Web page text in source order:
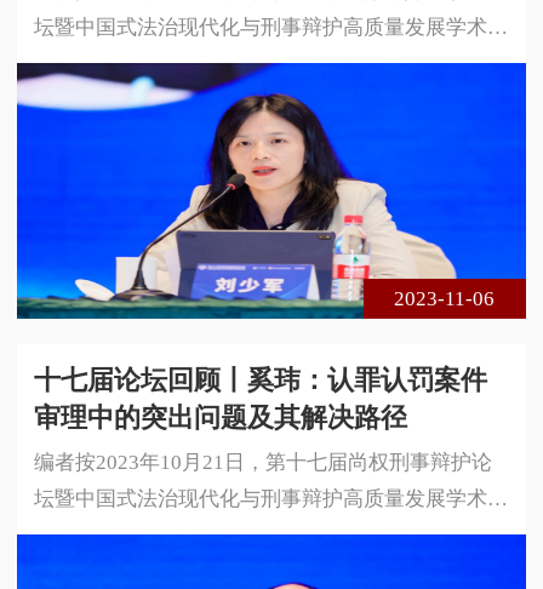
坛暨中国式法治现代化与刑事辩护高质量发展学术研
讨会在安徽省合肥市成功举办。本届论坛由安徽大学
法学院、中国政法大学国家法律援助研究院与北京尚
权律师事务所联合主办。论坛的主题是中国式法治现
代化与刑事辩护高质量发展。本届论坛采用线下、线
上相结合的方式进行，共300余名专家学者、法律实
务界人士莅临现场参会，在线实时收看达1 5万余人
次。以下是安徽大学法学院教授、博
2023-11-06
十七届论坛回顾丨奚玮：认罪认罚案件
审理中的突出问题及其解决路径
编者按2023年10月21日，第十七届尚权刑事辩护论
坛暨中国式法治现代化与刑事辩护高质量发展学术研
讨会在安徽省合肥市成功举办。本届论坛由安徽大学